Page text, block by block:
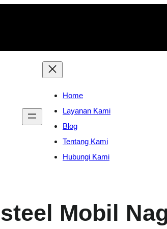
Home
Layanan Kami
Blog
Tentang Kami
Hubungi Kami
Mobil